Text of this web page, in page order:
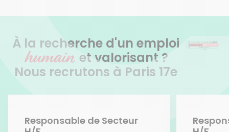
une femme de ménage à Paris 17e,notre
place. Nous sélectionnons la personne qui
répond à tous vos critères : horaires, niveau
d’exigence, procédures de nettoyage, etc.
Nous nous chargeons également de toute la
Les femmes de ménage de notre agence à
À la recherche d'un emploi
humain et valorisant ?
Nous recrutons à Paris 17e
Responsable de Secteur